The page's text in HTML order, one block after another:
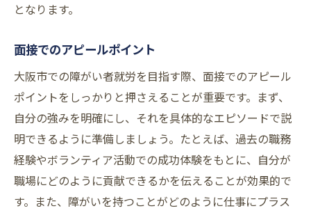
となります。
面接でのアピールポイント
大阪市での障がい者就労を目指す際、面接でのアピール
ポイントをしっかりと押さえることが重要です。まず、
自分の強みを明確にし、それを具体的なエピソードで説
明できるように準備しましょう。たとえば、過去の職務
経験やボランティア活動での成功体験をもとに、自分が
職場にどのように貢献できるかを伝えることが効果的で
す。また、障がいを持つことがどのように仕事にプラス